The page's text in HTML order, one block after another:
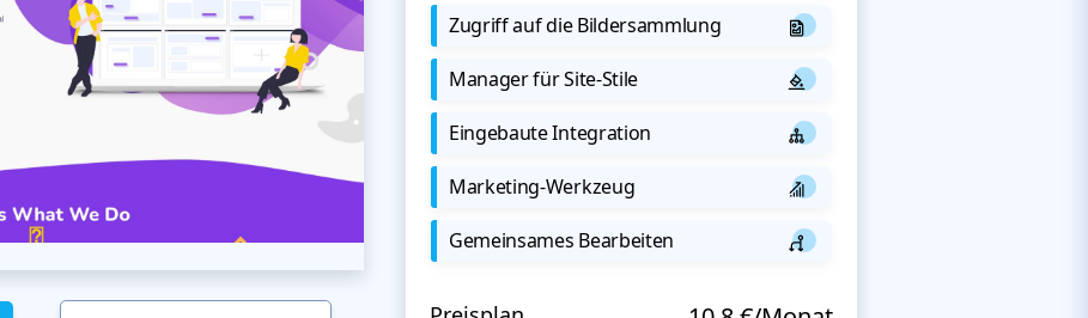
Zugriff auf die Bildersammlung
Manager für Site-Stile
Eingebaute Integration
Marketing-Werkzeug
Gemeinsames Bearbeiten